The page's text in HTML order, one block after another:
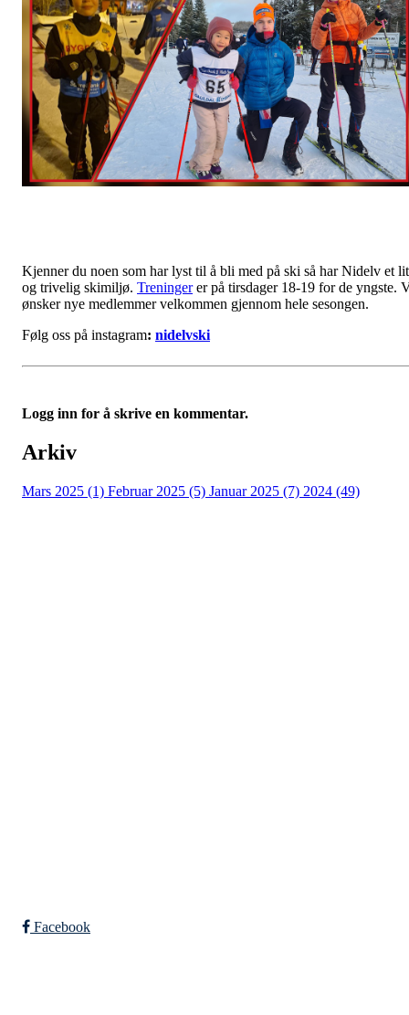
Kjenner du noen som har lyst til å bli med på ski så har Nidelv et
og trivelig skimiljø. Treningerer på tirsdager 18-19 for de yngste.
ønsker nye medlemmer velkommen gjennom hele sesongen.
Følg oss på instagram: nidelvski
Logg inn for å skrive en kommentar.
Arkiv
Mars 2025 (1) Februar 2025 (5) Januar 2025 (7) 2024 (49)
Facebook